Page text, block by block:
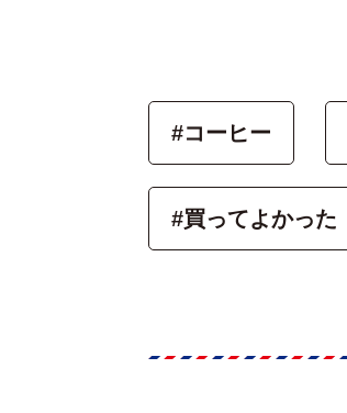
#コーヒー
#買ってよかった